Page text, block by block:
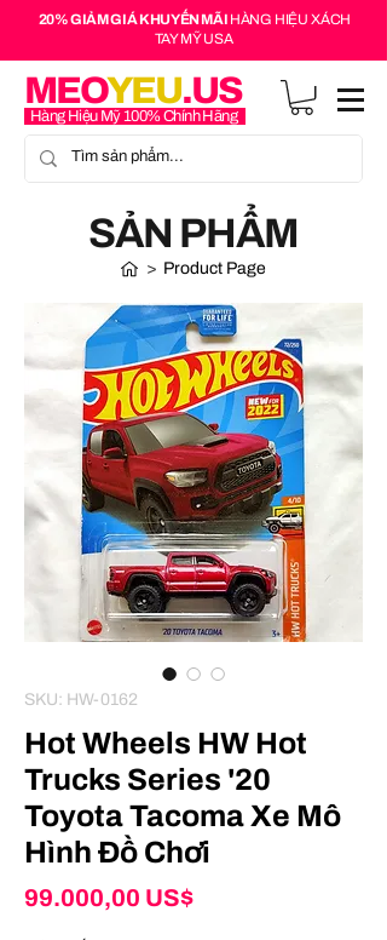
20% GIẢM GIÁ KHUYẾN MÃI HÀNG HIỆU XÁCH
TAY MỸ USA
MEOYEU.US
Hàng Hiệu Mỹ 100% Chính Hãng
SẢN PHẨM
> Product Page
SKU: HW-0162
Hot Wheels HW Hot
Trucks Series '20
Toyota Tacoma Xe Mô
Hình Đồ Chơi
99.000,00 US$Giá